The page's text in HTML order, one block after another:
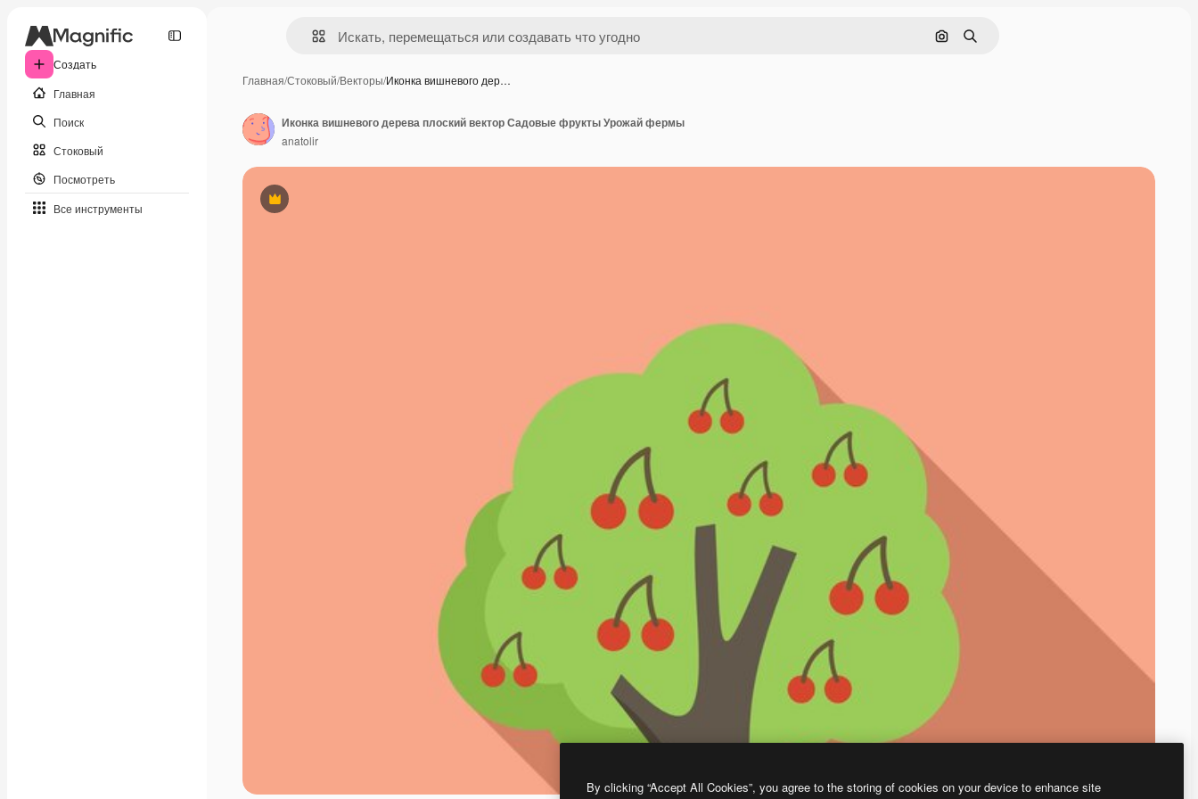
Создать
Главная
Поиск
Стоковый
Посмотреть
Все инструменты
Поиск по изображению
Поиск
Главная/Стоковый/Векторы/Иконка вишневого дер…
Премиум
Иконка вишневого дерева плоский вектор Садовые фрукты Урожай фермы
anatolir
By clicking “Accept All Cookies”, you agree to the storing of cookies on your device to enhance site